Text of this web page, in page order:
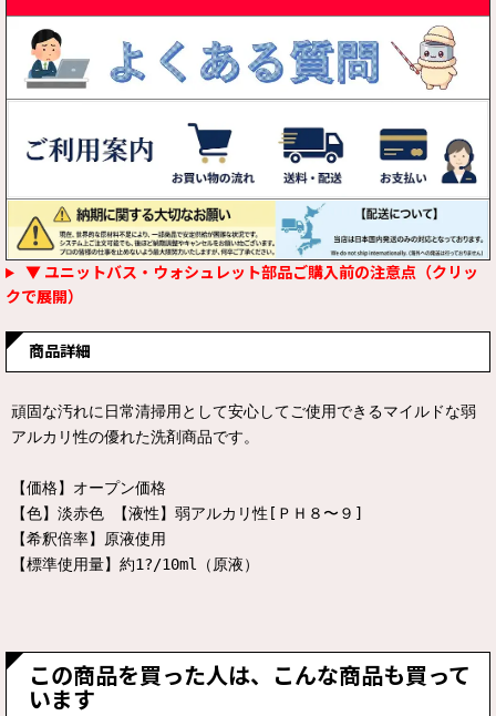
▼ ユニットバス・ウォシュレット部品ご購入前の注意点（クリッ
クで展開）
商品詳細
頑固な汚れに日常清掃用として安心してご使用できるマイルドな弱
アルカリ性の優れた洗剤商品です。
【価格】オープン価格
【色】淡赤色 【液性】弱アルカリ性[ＰＨ８〜９]
【希釈倍率】原液使用
【標準使用量】約1?/10ml（原液）
この商品を買った人は、こんな商品も買って
います